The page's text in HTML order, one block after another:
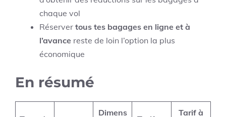
chaque vol
Réserver tous tes bagages en ligne et à
l’avance reste de loin l’option la plus
économique
En résumé
Dimens Tarif à